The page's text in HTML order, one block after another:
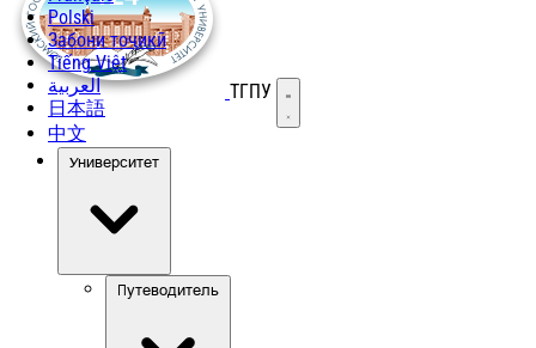
Polski
Забони тоҷикӣ
Tiếng Việt
العربية
日本語
中文
ТГПУ Открыть меню
Университет
Путеводитель